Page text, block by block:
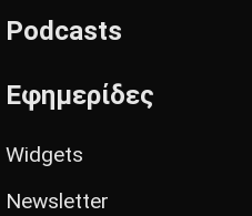
Podcasts
Εφημερίδες
Widgets
Newsletter